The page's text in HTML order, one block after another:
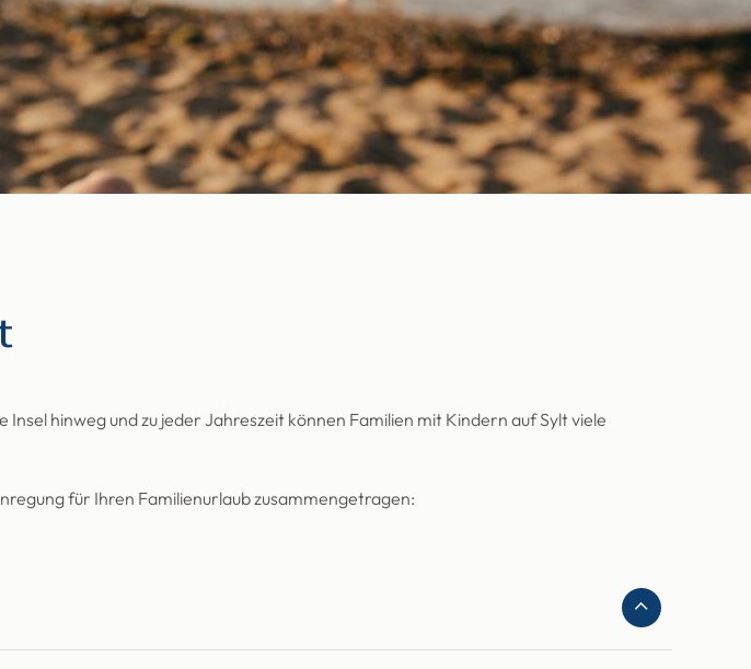
hinweg und zu jeder Jahreszeit können Familien mit Kindern auf Sylt viele
für Ihren Familienurlaub zusammengetragen: